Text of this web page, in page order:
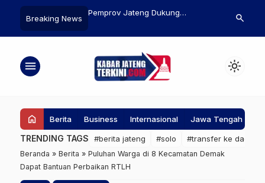
Breaking News
di Windows 11:
Energi Otomatis
Pemprov Jateng Dukung
Secara Modern
Pemkab
Publik
search
menu light_mode
home Berita Business Internasional Jawa Tengah
TRENDING TAGS #berita jateng #solo #transfer ke daerah
Beranda » Berita » Puluhan Warga di 8 Kecamatan Demak
Dapat Bantuan Perbaikan RTLH